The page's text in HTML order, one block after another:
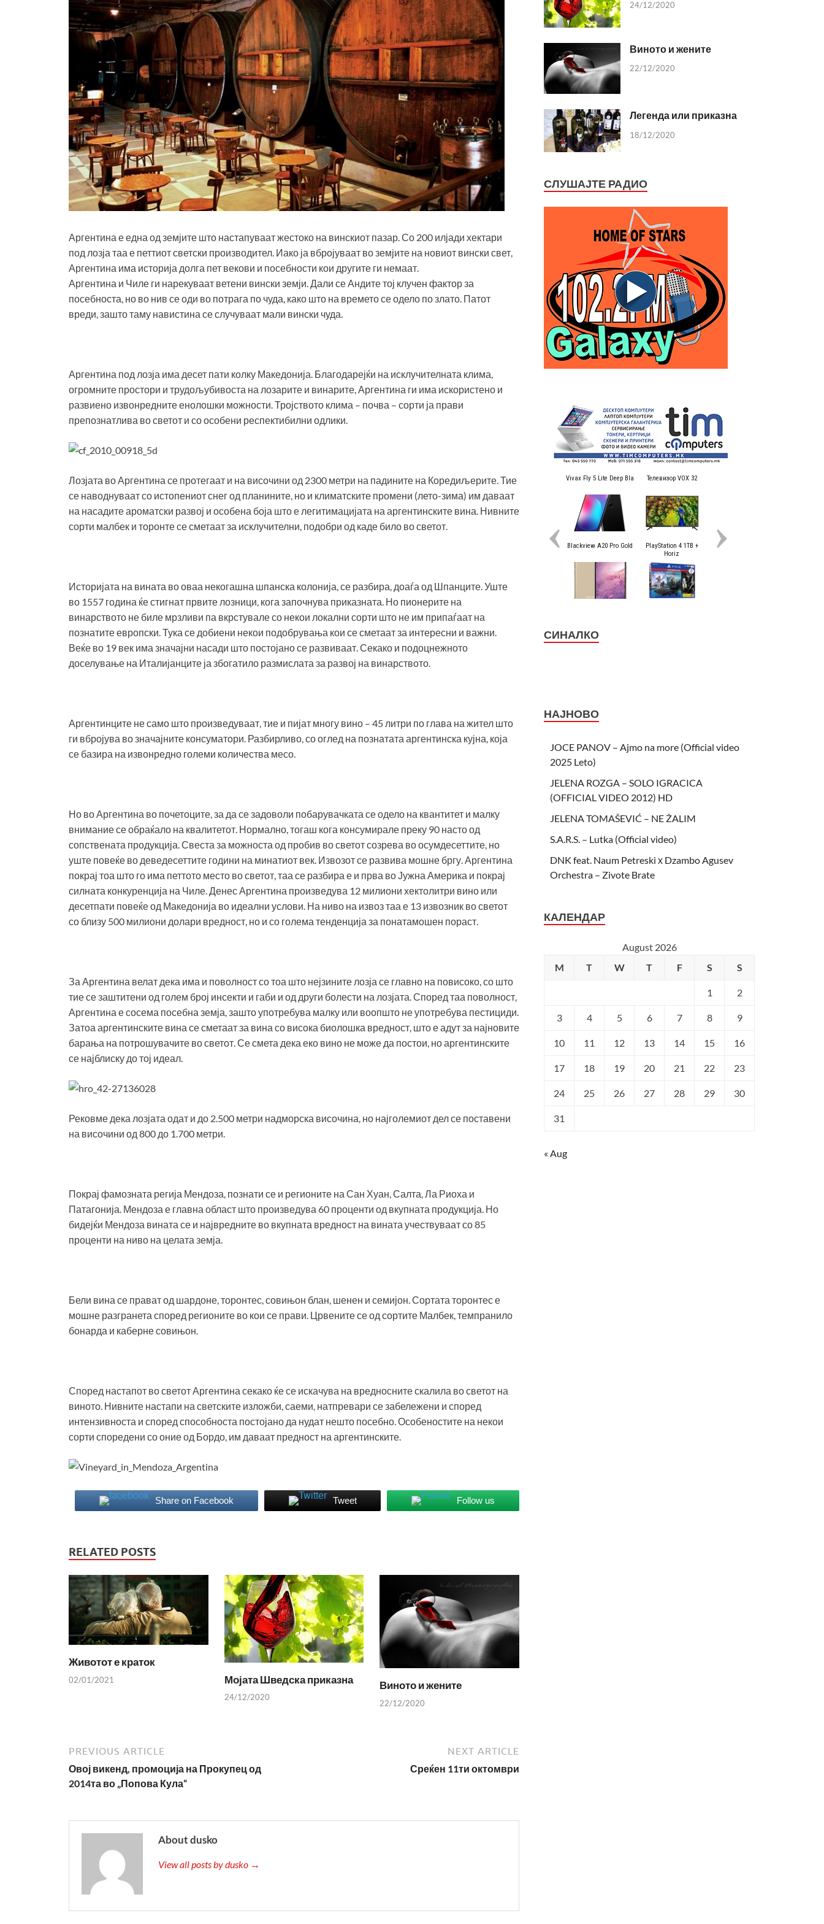
Аргентина е една од земјите што настапуваат жестоко на винскиот пазар. Со 200 илјади хектари
под лозја таа е петтиот светски производител. Иако ја вбројуваат во земјите на новиот вински свет,
Аргентина има историја долга пет векови и посебности кои другите ги немаат.
Аргентина и Чиле ги нарекуваат ветени вински земји. Дали се Андите тој клучен фактор за
посебноста, но во нив се оди во потрага по чуда, како што на времето се одело по злато. Патот
вреди, зашто таму навистина се случуваат мали вински чуда.
Аргентина под лозја има десет пати колку Македонија. Благодарејќи на исклучителната клима,
огромните простори и трудољубивоста на лозарите и винарите, Аргентина ги има искористено и
развиено извонредните енолошки можности. Тројството клима – почва – сорти ја прави
препознатлива во светот и со особени респектибилни одлики.
Лозјата во Аргентина се протегаат и на височини од 2300 метри на падините на Коредиљерите. Тие
се наводнуваат со истопениот снег од планините, но и климатските промени (лето-зима) им даваат
на насадите ароматски развој и особена боја што е легитимацијата на аргентинските вина. Нивните
сорти малбек и торонте се сметаат за исклучителни, подобри од каде било во светот.
Историјата на вината во оваа некогашна шпанска колонија, се разбира, доаѓа од Шпанците. Уште
во 1557 година ќе стигнат првите лозници, кога започнува приказната. Но пионерите на
винарството не биле мрзливи па вкрстувале со некои локални сорти што не им припаѓаат на
познатите европски. Тука се добиени некои подобрувања кои се сметаат за интересни и важни.
Веќе во 19 век има значајни насади што постојано се развиваат. Секако и подоцнежното
доселување на Италијанците ја збогатило размислата за развој на винарството.
Аргентинците не само што произведуваат, тие и пијат многу вино – 45 литри по глава на жител што
ги вбројува во значајните консуматори. Разбирливо, со оглед на познатата аргентинска кујна, која
се базира на извонредно големи количества месо.
Но во Аргентина во почетоците, за да се задоволи побарувачката се одело на квантитет и малку
внимание се обраќало на квалитетот. Нормално, тогаш кога консумирале преку 90 насто од
сопствената продукција. Свеста за можноста од пробив во светот созрева во осумдесеттите, но
уште повеќе во деведесеттите години на минатиот век. Извозот се развива мошне бргу. Аргентина
покрај тоа што го има петтото место во светот, таа се разбира е и прва во Јужна Америка и покрај
силната конкуренција на Чиле. Денес Аргентина произведува 12 милиони хектолитри вино или
десетпати повеќе од Македонија во идеални услови. На ниво на извоз таа е 13 извозник во светот
со близу 500 милиони долари вредност, но и со голема тенденција за понатамошен пораст.
За Аргентина велат дека има и поволност со тоа што нејзините лозја се главно на повисоко, со што
тие се заштитени од голем број инсекти и габи и од други болести на лозјата. Според таа поволност,
Аргентина е сосема посебна земја, зашто употребува малку или воопшто не употребува пестициди.
Затоа аргентинските вина се сметаат за вина со висока биолошка вредност, што е адут за најновите
барања на потрошувачите во светот. Се смета дека еко вино не може да постои, но аргентинските
се најблиску до тој идеал.
Рековме дека лозјата одат и до 2.500 метри надморска височина, но најголемиот дел се поставени
на височини од 800 до 1.700 метри.
Покрај фамозната регија Мендоза, познати се и регионите на Сан Хуан, Салта, Ла Риоха и
Патагонија. Мендоза е главна област што произведува 60 проценти од вкупната продукција. Но
бидејќи Мендоза вината се и највредните во вкупната вредност на вината учествуваат со 85
проценти на ниво на целата земја.
Бели вина се прават од шардоне, торонтес, совињон блан, шенен и семијон. Сортата торонтес е
мошне разгранета според регионите во кои се прави. Црвените се од сортите Малбек, темпранило
бонарда и каберне совињон.
Според настапот во светот Аргентина секако ќе се искачува на вредносните скалила во светот на
виното. Нивните настапи на светските изложби, саеми, натпревари се забележени и според
интензивноста и според способноста постојано да нудат нешто посебно. Особеностите на некои
сорти споредени со оние од Бордо, им даваат предност на аргентинските.
Share on Facebook Tweet Follow us
RELATED POSTS
Животот е краток
02/01/2021 Мојата Шведска приказна
24/12/2020
Виното и жените
22/12/2020
PREVIOUS ARTICLE
Овој викенд, промоција на Прокупец од
2014та во „Попова Кула“
NEXT ARTICLE
Среќен 11ти октомври
About dusko
View all posts by dusko →
24/12/2020
Виното и жените
22/12/2020
Легенда или приказна
18/12/2020
СЛУШАЈТЕ РАДИО
СИНАЛКО
НАЈНОВО
JOCE PANOV – Ajmo na more (Official video
2025 Leto)
JELENA ROZGA – SOLO IGRACICA
(OFFICIAL VIDEO 2012) HD
JELENA TOMAŠEVIĆ – NE ŽALIM
S.A.R.S. – Lutka (Official video)
DNK feat. Naum Petreski х Dzambo Agusev
Orchestra – Zivote Brate
КАЛЕНДАР
August 2026
M
T W T F S S
1 2
3 4 5 6 7 8 9
10 11 12 13 14 15 16
17 18 19 20 21 22 23
24 25 26 27 28 29 30
31
« Aug